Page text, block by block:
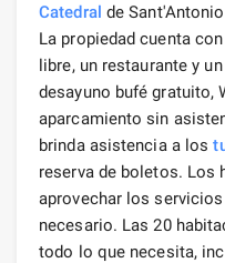
Catedral de
La propiedad cuenta
libre, un restaurante y
desayuno bufé gratuito,
aparcamiento sin
brinda asistencia a los
reserva de boletos. Los
aprovechar los
necesario. Las 20
todo lo que necesita,